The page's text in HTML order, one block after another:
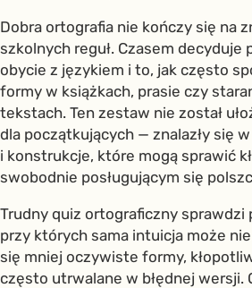
Dobra ortografia nie kończy się na
szkolnych reguł. Czasem decyduje
obycie z językiem i to, jak często
formy w książkach, prasie czy
tekstach. Ten zestaw nie został
dla początkujących — znalazły się
i konstrukcje, które mogą sprawić
swobodnie posługującym się
Trudny quiz ortograficzny sprawdzi
przy których sama intuicja może
się mniej oczywiste formy,
często utrwalane w błędnej wersji.